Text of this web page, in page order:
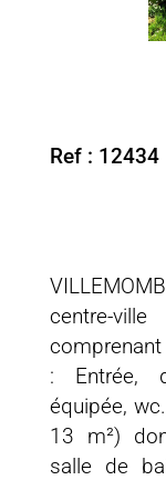
Ref : 12434
centre-
comprenant
: Entrée,
équipée,
13 m²)
salle de